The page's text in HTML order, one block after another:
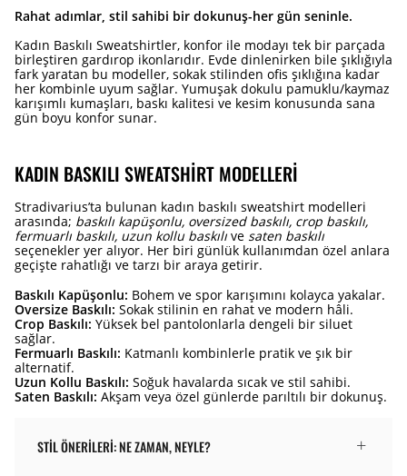
Rahat adımlar, stil sahibi bir dokunuş-her gün seninle.
Kadın Baskılı Sweatshirtler, konfor ile modayı tek bir parçada
birleştiren gardırop ikonlarıdır. Evde dinlenirken bile şıklığıyla
fark yaratan bu modeller, sokak stilinden ofis şıklığına kadar
her kombinle uyum sağlar. Yumuşak dokulu pamuklu/kaymaz
karışımlı kumaşları, baskı kalitesi ve kesim konusunda sana
gün boyu konfor sunar.
KADIN BASKILI SWEATSHIRT MODELLERI
Stradivarius’ta bulunan kadın baskılı sweatshirt modelleri
arasında; baskılı kapüşonlu, oversized baskılı, crop baskılı,
fermuarlı baskılı, uzun kollu baskılı ve saten baskılı
seçenekler yer alıyor. Her biri günlük kullanımdan özel anlara
geçişte rahatlığı ve tarzı bir araya getirir.
Baskılı Kapüşonlu: Bohem ve spor karışımını kolayca yakalar.
Oversize Baskılı: Sokak stilinin en rahat ve modern hâli.
Crop Baskılı: Yüksek bel pantolonlarla dengeli bir siluet
sağlar.
Fermuarlı Baskılı: Katmanlı kombinlerle pratik ve şık bir
alternatif.
Uzun Kollu Baskılı: Soğuk havalarda sıcak ve stil sahibi.
Saten Baskılı: Akşam veya özel günlerde parıltılı bir dokunuş.
STIL ÖNERILERI: NE ZAMAN, NEYLE?